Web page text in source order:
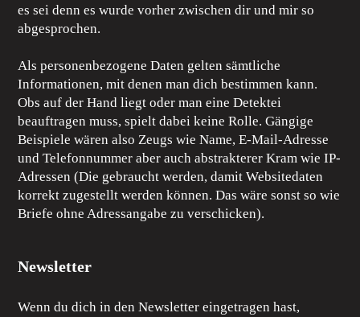
es sei denn es wurde vorher zwischen dir und mir so
abgesprochen.
Als personenbezogene Daten gelten sämtliche
Informationen, mit denen man dich bestimmen kann.
Obs auf der Hand liegt oder man eine Detektei
beauftragen muss, spielt dabei keine Rolle. Gängige
Beispiele wären also Zeugs wie Name, E-Mail-Adresse
und Telefonnummer aber auch abstrakterer Kram wie IP-
Adressen (Die gebraucht werden, damit Websitedaten
korrekt zugestellt werden können. Das wäre sonst so wie
Briefe ohne Adressangabe zu verschicken).
Newsletter
Wenn du dich in den Newsletter eingetragen hast,